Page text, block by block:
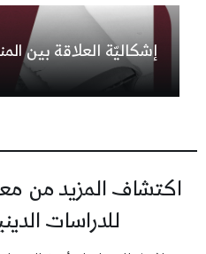
إشكاليّة العلاقة بين
اكتشاف المزيد من
للدراسات